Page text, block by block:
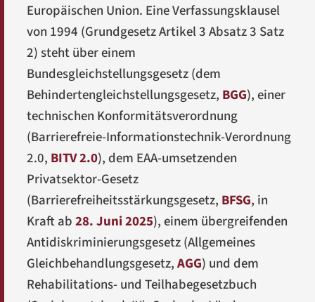
Europäischen Union. Eine Verfassungsklausel
von 1994 (GrundgesetzArtikel 3 Absatz 3 Satz
2) steht über einem
Bundesgleichstellungsgesetz (dem
Behindertengleichstellungsgesetz, BGG), einer
technischen Konformitätsverordnung
(Barrierefreie-Informationstechnik-Verordnung
2.0, BITV 2.0), dem EAA-umsetzenden
Privatsektor-Gesetz
(Barrierefreiheitsstärkungsgesetz, BFSG, in
Kraft ab28. Juni 2025), einem übergreifenden
Antidiskriminierungsgesetz (Allgemeines
Gleichbehandlungsgesetz,AGG) und dem
Rehabilitations- und Teilhabegesetzbuch